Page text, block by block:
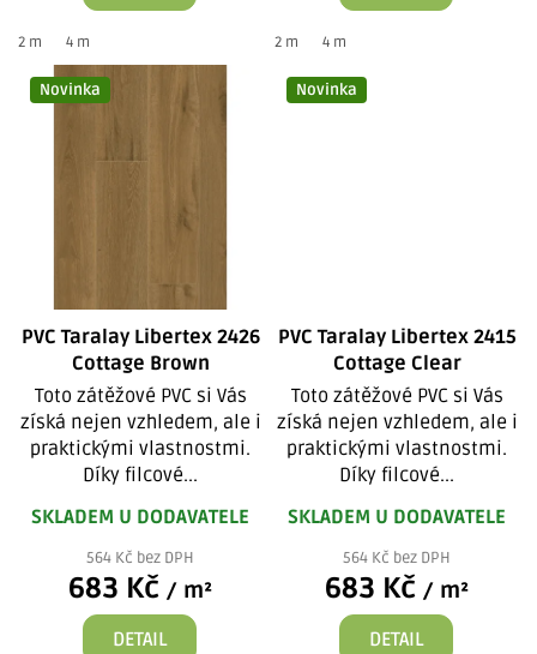
2 m 4 m 2 m 4 m
Novinka
PVC Taralay Libertex 2426
Cottage Brown
Toto zátěžové PVC si Vás
získá nejen vzhledem, ale i
praktickými vlastnostmi.
Díky filcové...
SKLADEM U DODAVATELE
564 Kč bez DPH
683 Kč / m²
DETAIL
Novinka
PVC Taralay Libertex 2415
Cottage Clear
Toto zátěžové PVC si Vás
získá nejen vzhledem, ale i
praktickými vlastnostmi.
Díky filcové...
SKLADEM U DODAVATELE
564 Kč bez DPH
683 Kč / m²
DETAIL